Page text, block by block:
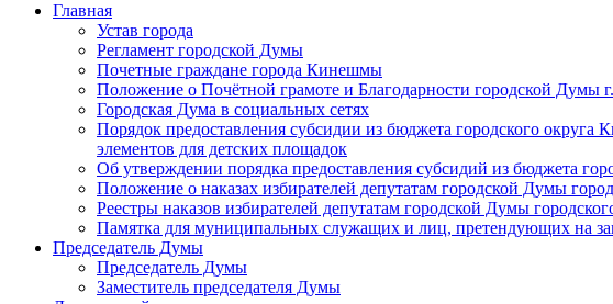
Главная
Устав города
Регламент городской Думы
Почетные граждане города Кинешмы
Положение о Почётной грамоте и Благодарности городской Думы
Городская Дума в социальных сетях
Порядок предоставления субсидии из бюджета городского
элементов для детских площадок
Об утверждении порядка предоставления субсидий из бюджета
Положение о наказах избирателей депутатам городской Думы
Реестры наказов избирателей депутатам городской Думы
Памятка для муниципальных служащих и лиц, претендующих на
Председатель Думы
Председатель Думы
Заместитель председателя Думы